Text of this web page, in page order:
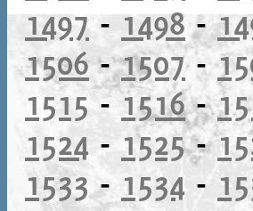
1497- 1498-
1506-1507-
1515-1516-
1524 - 1525-
1533 - 1534 -